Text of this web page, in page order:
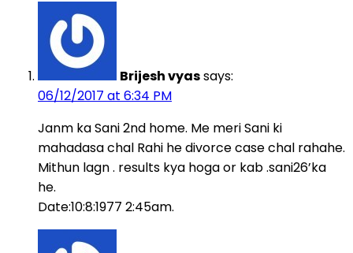
Brijesh vyassays:
06/12/2017 at 6:34 PM
Janm ka Sani 2nd home. Me meri Sani ki
mahadasa chal Rahi he divorce case chal rahahe.
Mithun lagn . results kya hoga or kab .sani26’ka
he.
Date:10:8:1977 2:45am.